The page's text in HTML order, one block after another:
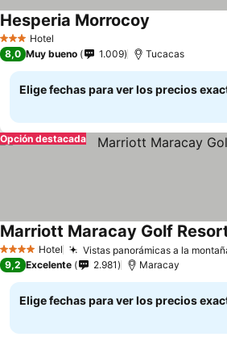
3 Estrellas
Hotel
Hesperia Morrocoy
8,0 Muy bueno 1.009 Tucacas
Elige fechas para ver los precios
Opción destacada
4 EstrellasHotel Vistas panorámicas a la
Marriott Maracay Golf
9,2 Excelente 2.981 Maracay
Elige fechas para ver los precios